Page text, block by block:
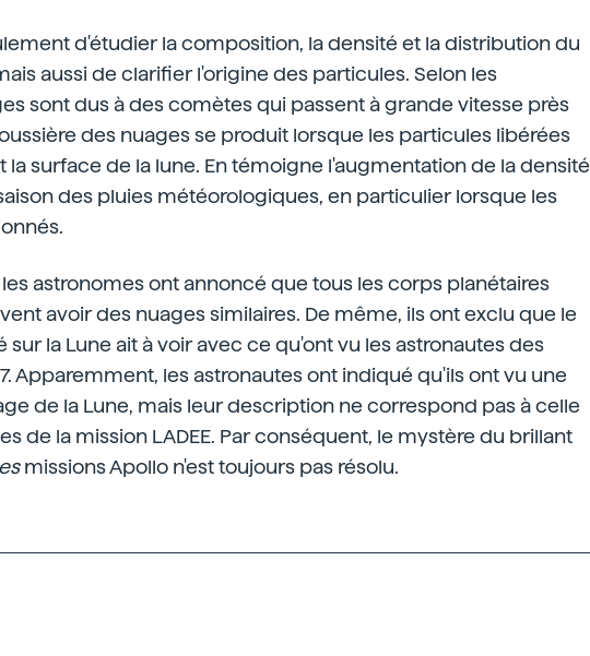
d'étudier la composition, la densité et la distribution du
aussi de clarifier l'origine des particules. Selon les
sont dus à des comètes qui passent à grande vitesse près
des nuages se produit lorsque les particules libérées
surface de la lune. En témoigne l'augmentation de la densité
des pluies météorologiques, en particulier lorsque les
astronomes ont annoncé que tous les corps planétaires
avoir des nuages similaires. De même, ils ont exclu que le
sur la Lune ait à voir avec ce qu'ont vu les astronautes des
Apparemment, les astronautes ont indiqué qu'ils ont vu une
de la Lune, mais leur description ne correspond pas à celle
de la mission LADEE. Par conséquent, le mystère du brillant
missions Apollo n'est toujours pas résolu.